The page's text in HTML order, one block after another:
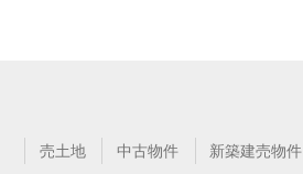
売土地 中古物件 新築建売物件